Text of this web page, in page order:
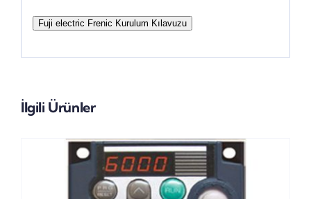
Fuji electric Frenic Kurulum Kılavuzu
İlgili Ürünler